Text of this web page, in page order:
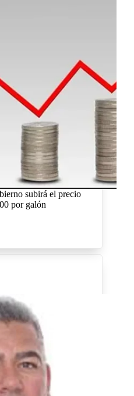
subirá el precio
por galón